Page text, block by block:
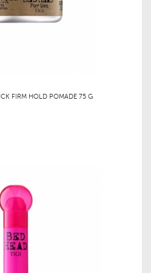
FIRM HOLD POMADE 75 G